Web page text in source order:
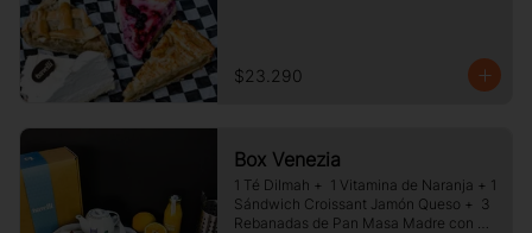
$23.290
Box Venezia
1 Té Dilmah +  1 Vitamina de Naranja + 1
Sándwich Croissant Jamón Queso +  3
Rebanadas de Pan Masa Madre con